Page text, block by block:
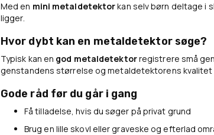
Med en mini metaldetektorkan selv børn deltage i
ligger.
Hvor dybt kan en metaldetektor søge?
Typisk kan en god metaldetektorregistrere små
genstandens størrelse og metaldetektorens kvalitet
Gode råd før du går i gang
Få tilladelse, hvis du søger på privat grund
Brug en lille skovl eller graveske og efterlad